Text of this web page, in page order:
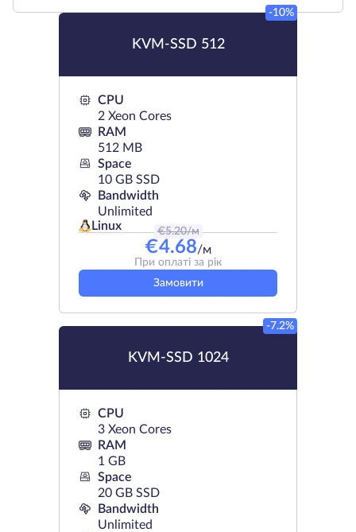
KVM-SSD 512
-10%
CPU
2 Xeon Cores
RAM
512 MB
Space
10 GB SSD
Bandwidth
Unlimited
Linux
€5.20/м
€4.68/м
При оплаті за рік
Замовити
KVM-SSD 1024
-7.2%
CPU
3 Xeon Cores
RAM
1 GB
Space
20 GB SSD
Bandwidth
Unlimited